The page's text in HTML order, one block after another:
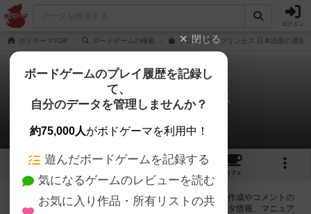
ログイン
ボドゲーマTOP ボードゲームの検索 トロールズ＆プリンセス 日本語版の通販/
トロールズ＆プリンセス
0件の掲示板
1 2
カフェ
ログインするとトロールズ＆プリンセスに関する掲示板の作成やコメントの
書き込みが出来るようになります。ルールの疑問やエラッタ情報、マニュア
閉じる
ボードゲームのプレイ履歴を記録し
て、
自分のデータを管理しませんか？
約75,000人がボドゲーマを利用中！
遊んだボードゲームを記録する
気になるゲームのレビューを読む
お気に入り作品・所有リストの共